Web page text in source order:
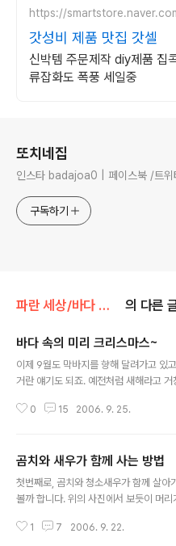
https://
갓성비 제품 맛집 갓셀
신박템 주문제작 diy제품 집
류잡화도 폭풍 세일중
또치네집
구독하기
파란 세상/바다 속 엿보기 의 다른
바다 속의 미리 크리스마스~
이제 9월도 막바지를 향해 달려가고 있
거란 얘기도 되죠. 예전처럼 새해라고
오늘 말씀드릴 내용은 시기적으로는 좀
'웜'으로 주로 돌산호 위에 사는데 주변
숨어버립니다. 그러다 좀 있으면 다시
꽃이 피는 것과 비슷하며, 무척 아름답
0 15 2006. 9. 25.
곰치와 새우가 함께 사는 방법
첫번째로, 곰치와 청소새우가 함께 살아
볼까 합니다. 위의 사진에서 보듯이 머리
있고, 머리만 내놓죠. 이 넘이 지금 입을
1 7 2006. 9. 22.